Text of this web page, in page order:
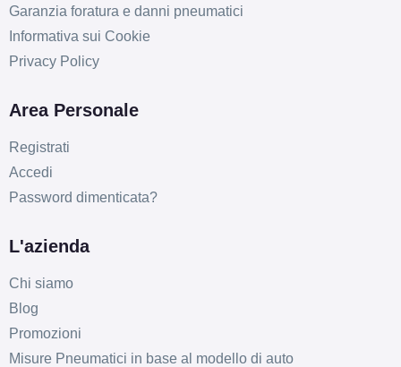
Garanzia foratura e danni pneumatici
Informativa sui Cookie
Privacy Policy
Area Personale
Registrati
Accedi
Password dimenticata?
L'azienda
Chi siamo
Blog
Promozioni
Misure Pneumatici in base al modello di auto